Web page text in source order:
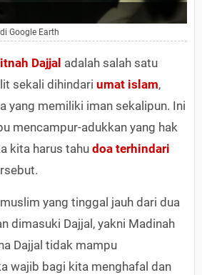
Google Earth
Dajjal adalah salah satu
sekali dihindari umat islam,
yang memiliki iman sekalipun. Ini
mencampur-adukkan yang hak
kita harus tahu doa terhindari
yang tinggal jauh dari dua
dimasuki Dajjal, yakni Madinah
Dajjal tidak mampu
wajib bagi kita menghafal dan